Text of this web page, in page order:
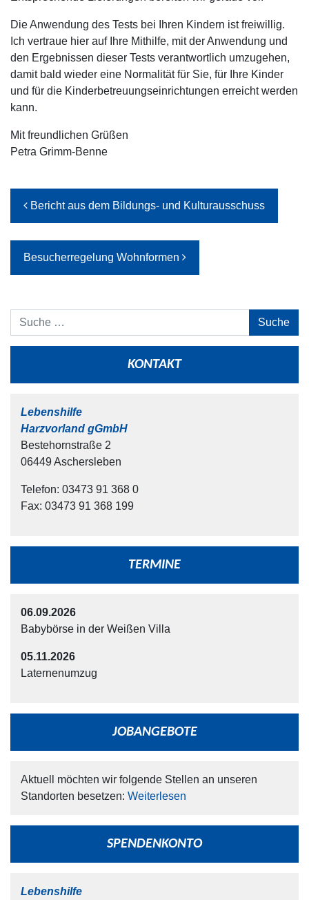
Die Anwendung des Tests bei Ihren Kindern ist freiwillig.
Ich vertraue hier auf Ihre Mithilfe, mit der Anwendung und
den Ergebnissen dieser Tests verantwortlich umzugehen,
damit bald wieder eine Normalität für Sie, für Ihre Kinder
und für die Kinderbetreuungseinrichtungen erreicht werden
kann.
Mit freundlichen Grüßen
Petra Grimm-Benne
Beitrags-Navigation
Bericht aus dem Bildungs- und Kulturausschuss
Besucherregelung Wohnformen
Suche
KONTAKT
Lebenshilfe
Harzvorland gGmbH
Bestehornstraße 2
06449 Aschersleben
Telefon: 03473 91 368 0
Fax: 03473 91 368 199
TERMINE
06.09.2026
Babybörse in der Weißen Villa
05.11.2026
Laternenumzug
JOBANGEBOTE
Aktuell möchten wir folgende Stellen an unseren
Standorten besetzen: Weiterlesen
SPENDENKONTO
Lebenshilfe